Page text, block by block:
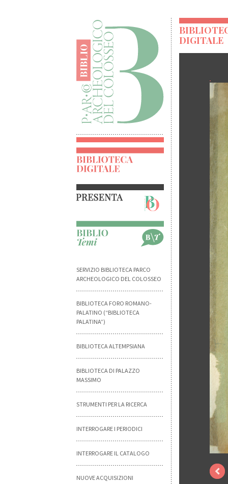
SERVIZIO BIBLIOTECA PARCO
ARCHEOLOGICO DEL COLOSSEO
BIBLIOTECA FORO ROMANO-
PALATINO (“BIBLIOTECA
PALATINA”)
BIBLIOTECA ALTEMPSIANA
BIBLIOTECA DI PALAZZO
MASSIMO
STRUMENTI PER LA RICERCA
INTERROGARE I PERIODICI
INTERROGARE IL CATALOGO
NUOVE ACQUISIZIONI
DIGITALE